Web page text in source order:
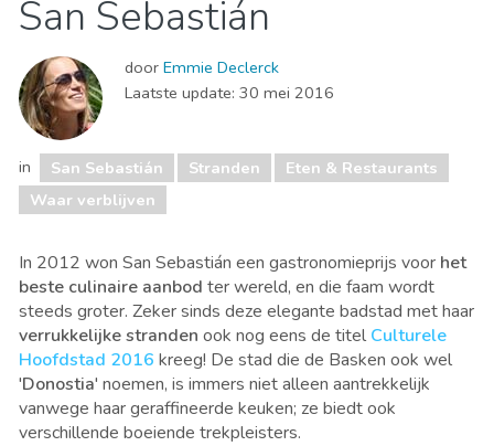
Lokale evenementen
Museum & Kunst
Stranden
Waar verblijven
San Sebastián
door Emmie Declerck
Laatste update: 30 mei 2016
in San Sebastián Stranden
Eten & Restaurants
Waar verblijven
In 2012 won San Sebastián een gastronomieprijs voor het
beste culinaire aanbod ter wereld, en die faam wordt
steeds groter. Zeker sinds deze elegante badstad met haar
verrukkelijke stranden ook nog eens de titel Culturele
Hoofdstad 2016 kreeg! De stad die de Basken ook wel
'Donostia' noemen, is immers niet alleen aantrekkelijk
vanwege haar geraffineerde keuken; ze biedt ook
verschillende boeiende trekpleisters.